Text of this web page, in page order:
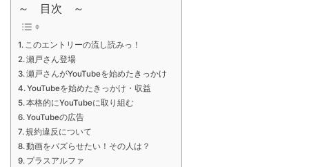
～ 目次 ～
このエントリーの流し読みっ！
瀬戸さん登場
瀬戸さんがYouTubeを始めたきっかけ
YouTubeを始めたきっかけ・収益
本格的にYouTubeに取り組む
YouTubeの広告
規約違反について
動画をバズらせたい！その人は？
プラスアルファ